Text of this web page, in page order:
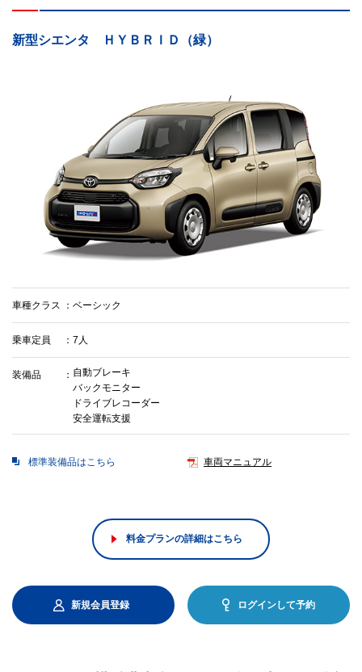
新型シエンタ ＨＹＢＲＩＤ（緑）
車種クラス ベーシック
乗車定員 7人
装備品
自動ブレーキ
バックモニター
ドライブレコーダー
安全運転支援
標準装備品はこちら 車両マニュアル
料金プランの詳細はこちら
新規会員登録 ログインして予約